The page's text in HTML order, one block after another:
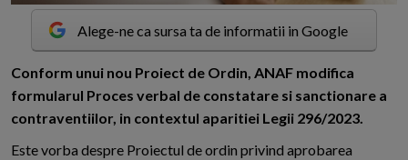
Alege-ne ca sursa ta de informatii in Google
Conform unui nou Proiect de Ordin, ANAF modifica
formularul Proces verbal de constatare si sanctionare a
contraventiilor, in contextul aparitiei Legii 296/2023.
Este vorba despre Proiectul de ordin privind aprobarea